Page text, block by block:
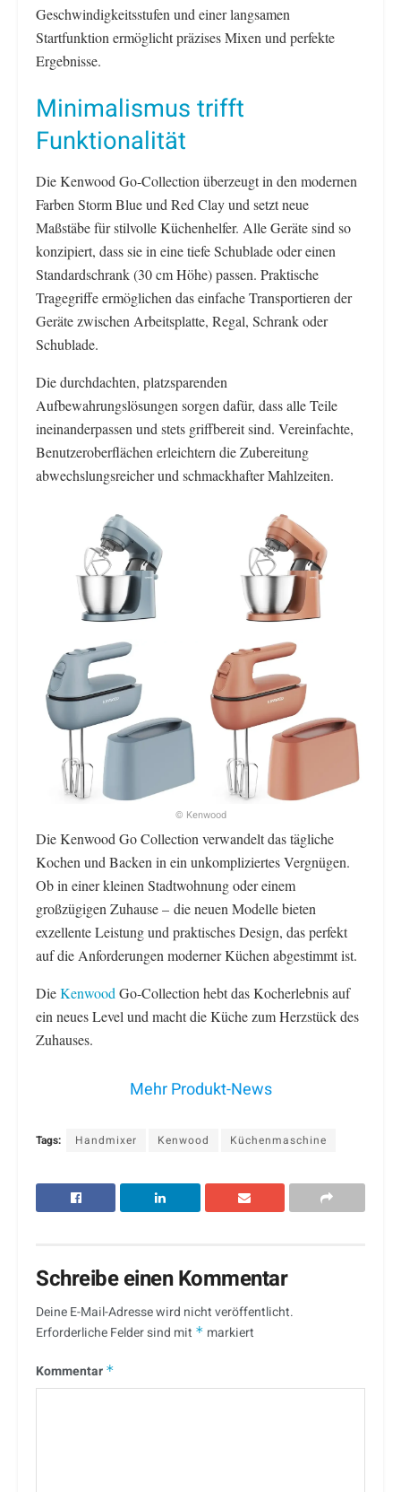
Geschwindigkeitsstufen und einer langsamen
Startfunktion ermöglicht präzises Mixen und perfekte
Ergebnisse.
Minimalismus trifft
Funktionalität
Die Kenwood Go-Collection überzeugt in den modernen
Farben Storm Blue und Red Clay und setzt neue
Maßstäbe für stilvolle Küchenhelfer. Alle Geräte sind so
konzipiert, dass sie in eine tiefe Schublade oder einen
Standardschrank (30 cm Höhe) passen. Praktische
Tragegriffe ermöglichen das einfache Transportieren der
Geräte zwischen Arbeitsplatte, Regal, Schrank oder
Schublade.
Die durchdachten, platzsparenden
Aufbewahrungslösungen sorgen dafür, dass alle Teile
ineinanderpassen und stets griffbereit sind. Vereinfachte,
Benutzeroberflächen erleichtern die Zubereitung
abwechslungsreicher und schmackhafter Mahlzeiten.
© Kenwood
Die Kenwood Go Collection verwandelt das tägliche
Kochen und Backen in ein unkompliziertes Vergnügen.
Ob in einer kleinen Stadtwohnung oder einem
großzügigen Zuhause – die neuen Modelle bieten
exzellente Leistung und praktisches Design, das perfekt
auf die Anforderungen moderner Küchen abgestimmt ist.
DieKenwoodGo-Collection hebt das Kocherlebnis auf
ein neues Level und macht die Küche zum Herzstück des
Zuhauses.
Mehr Produkt-News
Tags: Handmixer Kenwood Küchenmaschine
Schreibe einen Kommentar
Deine E-Mail-Adresse wird nicht veröffentlicht.
Erforderliche Felder sind mit * markiert
Kommentar *